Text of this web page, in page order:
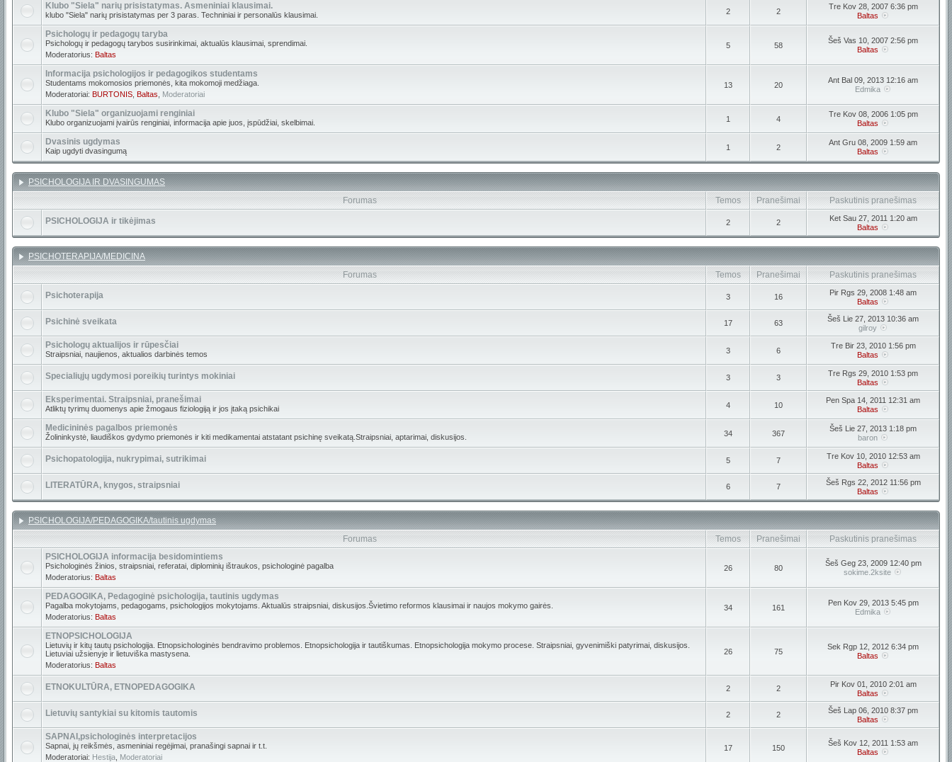
Klubo "Siela" narių prisistatymas. Asmeniniai klausimai.
klubo "Siela" narių prisistatymas per 3 paras. Techniniai ir personalūs klausimai. 2 2
Tre Kov 28, 2007 6:36 pm
Baltas
Psichologų ir pedagogų taryba
Psichologų ir pedagogų tarybos susirinkimai, aktualūs klausimai, sprendimai.
Moderatorius: Baltas
5 58
Šeš Vas 10, 2007 2:56 pm
Baltas
Informacija psichologijos ir pedagogikos studentams
Studentams mokomosios priemonės, kita mokomoji medžiaga.
Moderatoriai: BURTONIS Baltas Moderatoriai
13 20
Ant Bal 09, 2013 12:16 am
Edmika
Klubo "Siela" organizuojami renginiai
Klubo organizuojami įvairūs renginiai, informacija apie juos, įspūdžiai, skelbimai. 1 4
Tre Kov 08, 2006 1:05 pm
Baltas
Dvasinis ugdymas
Kaip ugdyti dvasingumą 1 2
Ant Gru 08, 2009 1:59 am
Baltas
PSICHOLOGIJA IR DVASINGUMAS
Forumas
Temos Pranešimai Paskutinis pranešimas
PSICHOLOGIJA ir tikėjimas 2 2
Ket Sau 27, 2011 1:20 am
Baltas
PSICHOTERAPIJA/MEDICINA
Forumas
Temos Pranešimai Paskutinis pranešimas
Psichoterapija 3 16
Pir Rgs 29, 2008 1:48 am
Baltas
Psichinė sveikata 17 63
Šeš Lie 27, 2013 10:36 am
gilroy
Psichologų aktualijos ir rūpesčiai
Straipsniai, naujienos, aktualios darbinės temos 3 6
Tre Bir 23, 2010 1:56 pm
Baltas
Specialiųjų ugdymosi poreikių turintys mokiniai 3 3
Tre Rgs 29, 2010 1:53 pm
Baltas
Eksperimentai. Straipsniai, pranešimai
Atliktų tyrimų duomenys apie žmogaus fiziologiją ir jos įtaką psichikai 4 10
Pen Spa 14, 2011 12:31 am
Baltas
Medicininės pagalbos priemonės
Žolininkystė, liaudiškos gydymo priemonės ir kiti medikamentai atstatant psichinę sveikatą.Straipsniai, aptarimai, diskusijos. 34 367
Šeš Lie 27, 2013 1:18 pm
baron
Psichopatologija, nukrypimai, sutrikimai 5 7
Tre Kov 10, 2010 12:53 am
Baltas
LITERATŪRA, knygos, straipsniai 6 7
Šeš Rgs 22, 2012 11:56 pm
Baltas
PSICHOLOGIJA/PEDAGOGIKA/tautinis ugdymas
Forumas
Temos Pranešimai
Paskutinis pranešimas
PSICHOLOGIJA informacija besidomintiems
Psichologinės žinios, straipsniai, referatai, diplominių ištraukos, psichologinė pagalba
Moderatorius: Baltas
26 80
Šeš Geg 23, 2009 12:40 pm
sokime.2ksite
PEDAGOGIKA, Pedagoginė psichologija, tautinis ugdymas
Pagalba mokytojams, pedagogams, psichologijos mokytojams. Aktualūs straipsniai, diskusijos.Švietimo reformos klausimai ir naujos mokymo gairės.
Moderatorius: Baltas
34 161
Pen Kov 29, 2013 5:45 pm
Edmika
ETNOPSICHOLOGIJA
Lietuvių ir kitų tautų psichologija. Etnopsichologinės bendravimo problemos. Etnopsichologija ir tautiškumas. Etnopsichologija mokymo procese. Straipsniai, gyvenimiški patyrimai, diskusijos.
Lietuviai užsienyje ir lietuviška mastysena.
Moderatorius: Baltas
26 75
Sek Rgp 12, 2012 6:34 pm
Baltas
ETNOKULTŪRA, ETNOPEDAGOGIKA 2 2
Pir Kov 01, 2010 2:01 am
Baltas
Lietuvių santykiai su kitomis tautomis 2 2
Šeš Lap 06, 2010 8:37 pm
Baltas
SAPNAI,psichologinės interpretacijos
Sapnai, jų reikšmės, asmeniniai regėjimai, pranašingi sapnai ir t.t.
Moderatoriai: Hestija Moderatoriai
17 150
Šeš Kov 12, 2011 1:53 am
Baltas